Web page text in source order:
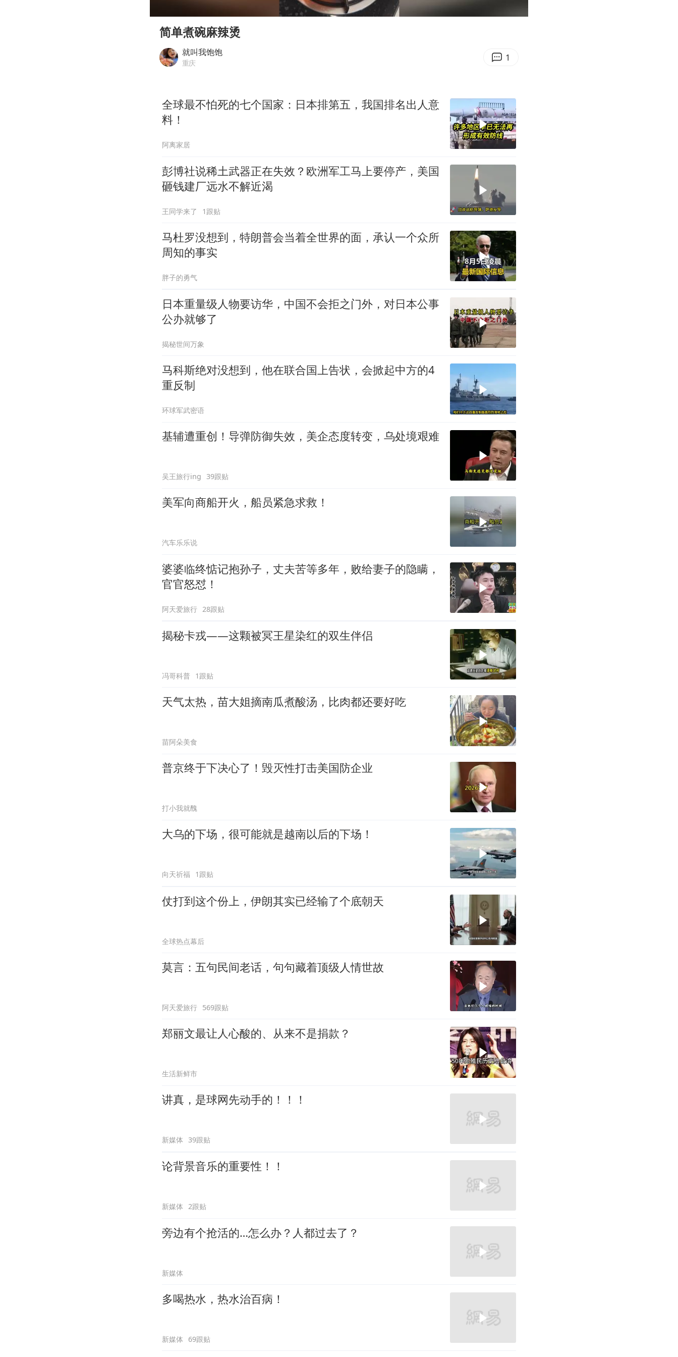
村民谈“梅姨”：叫的其实是“媒姨”
“深圳地面沉降致车辆损坏”不实
多地要求领导干部带头休假
简单煮碗麻辣烫
就叫我饱饱
重庆 1
全球最不怕死的七个国家：日本排第五，我国排名出人意
料！
阿离家居
彭博社说稀土武器正在失效？欧洲军工马上要停产，美国
砸钱建厂远水不解近渴
王同学来了 1跟贴
马杜罗没想到，特朗普会当着全世界的面，承认一个众所
周知的事实
胖子的勇气
日本重量级人物要访华，中国不会拒之门外，对日本公事
公办就够了
揭秘世间万象
马科斯绝对没想到，他在联合国上告状，会掀起中方的4
重反制
环球军武密语
基辅遭重创！导弹防御失效，美企态度转变，乌处境艰难
吴王旅行ing 39跟贴
美军向商船开火，船员紧急求救！
汽车乐乐说
婆婆临终惦记抱孙子，丈夫苦等多年，败给妻子的隐瞒，
官官怒怼！
阿天爱旅行 28跟贴
揭秘卡戎——这颗被冥王星染红的双生伴侣
冯哥科普 1跟贴
天气太热，苗大姐摘南瓜煮酸汤，比肉都还要好吃
苗阿朵美食
普京终于下决心了！毁灭性打击美国防企业
打小我就醜
大乌的下场，很可能就是越南以后的下场！
向天祈福 1跟贴
仗打到这个份上，伊朗其实已经输了个底朝天
全球热点幕后
莫言：五句民间老话，句句藏着顶级人情世故
阿天爱旅行 569跟贴
郑丽文最让人心酸的、从来不是捐款？
生活新鲜市
讲真，是球网先动手的！！！
新媒体 39跟贴
论背景音乐的重要性！！
新媒体 2跟贴
旁边有个抢活的…怎么办？人都过去了？
新媒体
多喝热水，热水治百病！
新媒体 69跟贴